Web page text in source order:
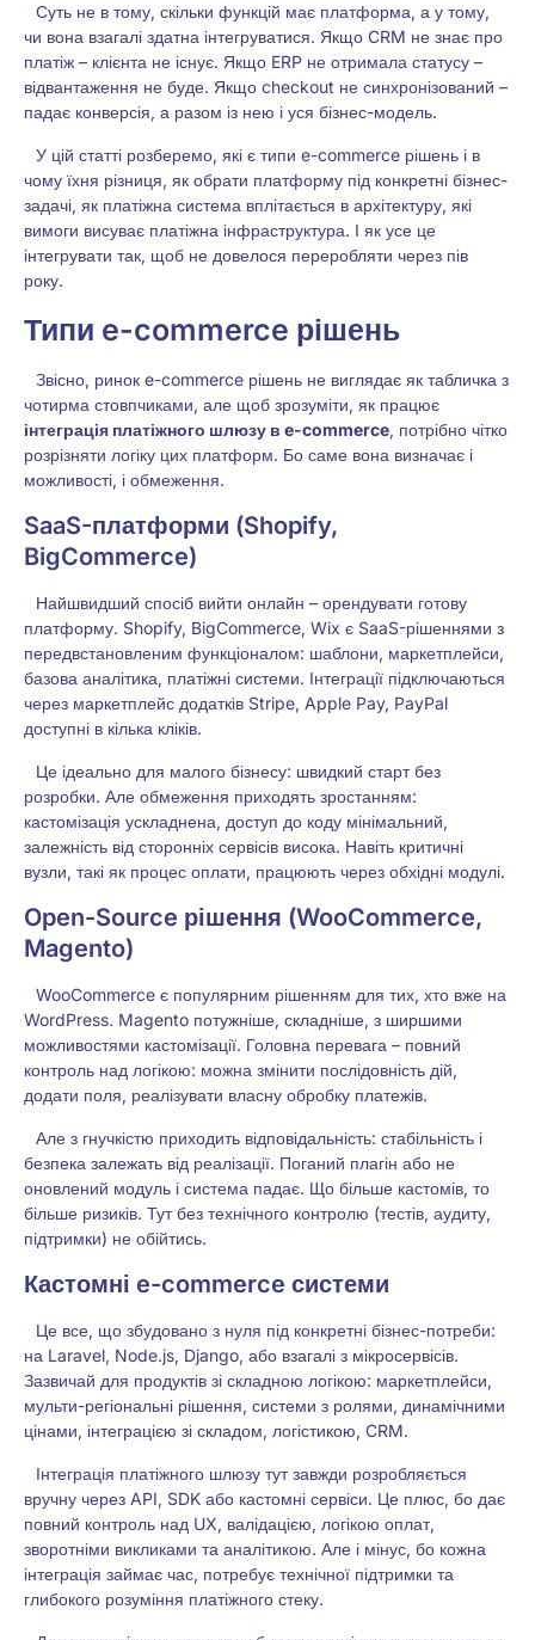
Суть не в тому, скільки функцій має платформа, а у тому,
чи вона взагалі здатна інтегруватися. Якщо CRM не знає про
платіж – клієнта не існує. Якщо ERP не отримала статусу –
відвантаження не буде. Якщо checkout не синхронізований –
падає конверсія, а разом із нею і уся бізнес-модель.
У цій статті розберемо, які є типи e-commerce рішень і в
чому їхня різниця, як обрати платформу під конкретні бізнес-
задачі, як платіжна система вплітається в архітектуру, які
вимоги висуває платіжна інфраструктура. І як усе це
інтегрувати так, щоб не довелося переробляти через пів
року.
Типи e-commerce рішень
Звісно, ринок e-commerce рішень не виглядає як табличка з
чотирма стовпчиками, але щоб зрозуміти, як працює
інтеграція платіжного шлюзу в e-commerce, потрібно чітко
розрізняти логіку цих платформ. Бо саме вона визначає і
можливості, і обмеження.
SaaS-платформи (Shopify,
BigCommerce)
Найшвидший спосіб вийти онлайн – орендувати готову
платформу. Shopify, BigCommerce, Wix є SaaS-рішеннями з
передвстановленим функціоналом: шаблони, маркетплейси,
базова аналітика, платіжні системи. Інтеграції підключаються
через маркетплейс додатків Stripe, Apple Pay, PayPal
доступні в кілька кліків.
Це ідеально для малого бізнесу: швидкий старт без
розробки. Але обмеження приходять зростанням:
кастомізація ускладнена, доступ до коду мінімальний,
залежність від сторонніх сервісів висока. Навіть критичні
вузли, такі як процес оплати, працюють через обхідні модулі.
Open-Source рішення (WooCommerce,
Magento)
WooCommerce є популярним рішенням для тих, хто вже на
WordPress. Magento потужніше, складніше, з ширшими
можливостями кастомізації. Головна перевага – повний
контроль над логікою: можна змінити послідовність дій,
додати поля, реалізувати власну обробку платежів.
Але з гнучкістю приходить відповідальність: стабільність і
безпека залежать від реалізації. Поганий плагін або не
оновлений модуль і система падає. Що більше кастомів, то
більше ризиків. Тут без технічного контролю (тестів, аудиту,
підтримки) не обійтись.
Кастомні e-commerce системи
Це все, що збудовано з нуля під конкретні бізнес-потреби:
на Laravel, Node.js, Django, або взагалі з мікросервісів.
Зазвичай для продуктів зі складною логікою: маркетплейси,
мульти-регіональні рішення, системи з ролями, динамічними
цінами, інтеграцією зі складом, логістикою, CRM.
Інтеграція платіжного шлюзу тут завжди розробляється
вручну через API, SDK або кастомні сервіси. Це плюс, бо дає
повний контроль над UX, валідацією, логікою оплат,
зворотніми викликами та аналітикою. Але і мінус, бо кожна
інтеграція займає час, потребує технічної підтримки та
глибокого розуміння платіжного стеку.